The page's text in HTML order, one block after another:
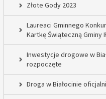
Złote Gody 2023
Laureaci Gminnego
Kartkę Świąteczną Gminy
Inwestycje drogowe w
rozpoczęte
Droga w Białocinie